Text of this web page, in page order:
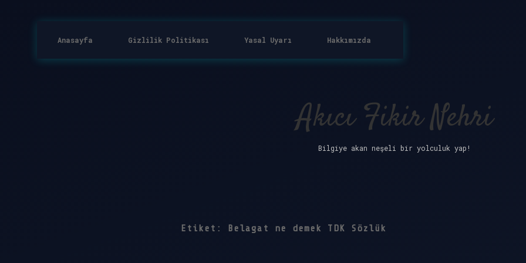
Anasayfa Gizlilik Politikası Yasal Uyarı Hakkımızda
Akıcı Fikir Nehri
Bilgiye akan neşeli bir yolculuk yap!
Etiket: Belagat ne demek TDK Sözlük